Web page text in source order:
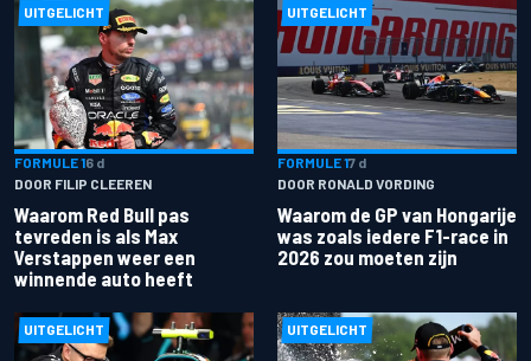
UITGELICHT
FORMULE 16 d
DOOR FILIP CLEEREN
Waarom Red Bull pas
tevreden is als Max
Verstappen weer een
winnende auto heeft
UITGELICHT
FORMULE 17 d
DOOR RONALD VORDING
Waarom de GP van Hongarije
was zoals iedere F1-race in
2026 zou moeten zijn
UITGELICHT UITGELICHT